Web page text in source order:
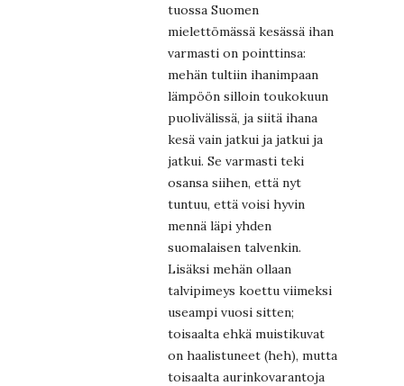
tuossa Suomen
mielettömässä kesässä ihan
varmasti on pointtinsa:
mehän tultiin ihanimpaan
lämpöön silloin toukokuun
puolivälissä, ja siitä ihana
kesä vain jatkui ja jatkui ja
jatkui. Se varmasti teki
osansa siihen, että nyt
tuntuu, että voisi hyvin
mennä läpi yhden
suomalaisen talvenkin.
Lisäksi mehän ollaan
talvipimeys koettu viimeksi
useampi vuosi sitten;
toisaalta ehkä muistikuvat
on haalistuneet (heh), mutta
toisaalta aurinkovarantoja